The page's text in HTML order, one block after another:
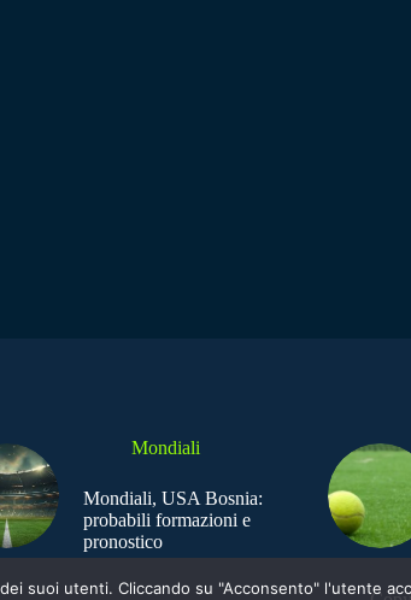
Mondiali
Mondiali, USA Bosnia:
probabili formazioni e
pronostico
suoi utenti. Cliccando su "Acconsento" l'utente